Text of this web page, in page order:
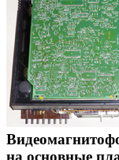
на основные